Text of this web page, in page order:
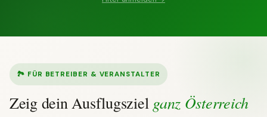
🏞 FÜR BETREIBER & VERANSTALTER
Zeig dein Ausflugsziel ganz Österreich